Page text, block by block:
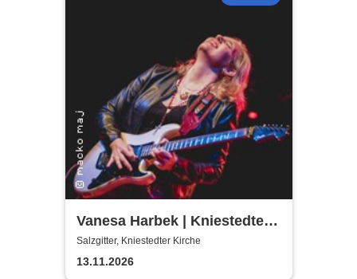
Vanesa Harbek | Kniestedter
Kirche
Salzgitter, Kniestedter Kirche
13.11.2026